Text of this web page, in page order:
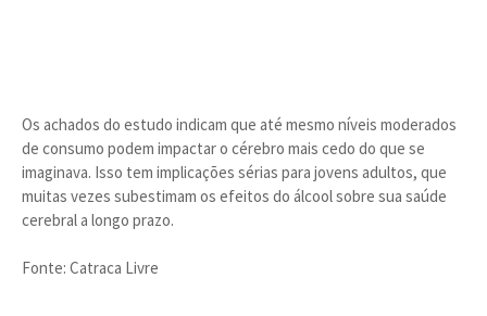
Os achados do estudo indicam que até mesmo níveis moderados
de consumo podem impactar o cérebro mais cedo do que se
imaginava. Isso tem implicações sérias para jovens adultos, que
muitas vezes subestimam os efeitos do álcool sobre sua saúde
cerebral a longo prazo.
Fonte: Catraca Livre